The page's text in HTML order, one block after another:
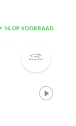
16 OP VOORRAAD